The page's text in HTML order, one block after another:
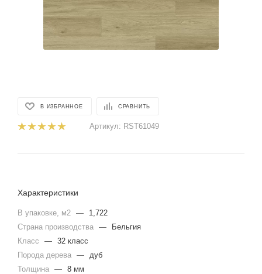
В ИЗБРАННОЕ СРАВНИТЬ
Артикул: RST61049
Характеристики
В упаковке, м2 —
1,722
Страна производства —
Бельгия
Класс
— 32 класс
Порода дерева — дуб
Толщина — 8 мм